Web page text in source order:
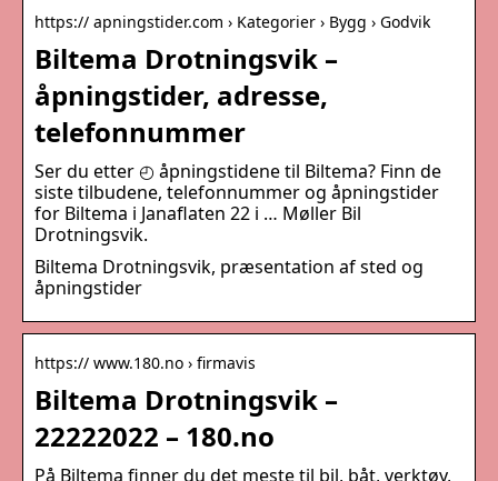
https:// apningstider.com › Kategorier › Bygg › Godvik
Biltema Drotningsvik –
åpningstider, adresse,
telefonnummer
Ser du etter ◴ åpningstidene til Biltema? Finn de
siste tilbudene, telefonnummer og åpningstider
for Biltema i Janaflaten 22 i … Møller Bil
Drotningsvik.
Biltema Drotningsvik, præsentation af sted og
åpningstider
https:// www.180.no › firmavis
Biltema Drotningsvik –
22222022 – 180.no
På Biltema finner du det meste til bil, båt, verktøy,